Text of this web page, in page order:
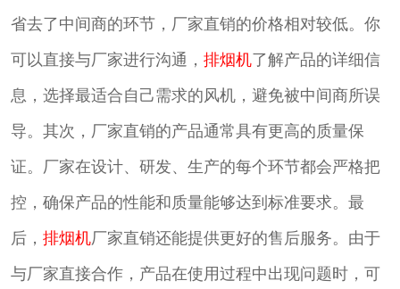
省去了中间商的环节，厂家直销的价格相对较低。你
可以直接与厂家进行沟通， 排烟机了解产品的详细信
息，选择最适合自己需求的风机，避免被中间商所误
导。其次，厂家直销的产品通常具有更高的质量保
证。厂家在设计、研发、生产的每个环节都会严格把
控，确保产品的性能和质量能够达到标准要求。最
后， 排烟机厂家直销还能提供更好的售后服务。由于
与厂家直接合作，产品在使用过程中出现问题时，可